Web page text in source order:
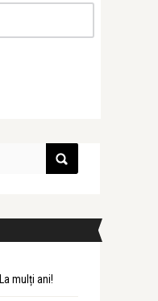
La mulți ani!